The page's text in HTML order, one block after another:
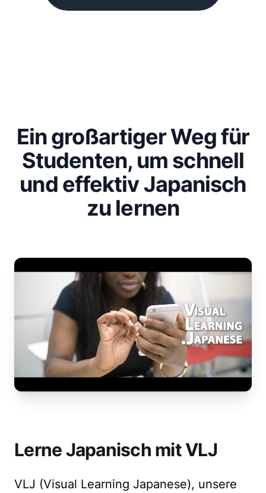
Ein großartiger Weg für
Studenten, um schnell
und effektiv Japanisch
zu lernen
Lerne Japanisch mit VLJ
VLJ (Visual Learning Japanese), unsere